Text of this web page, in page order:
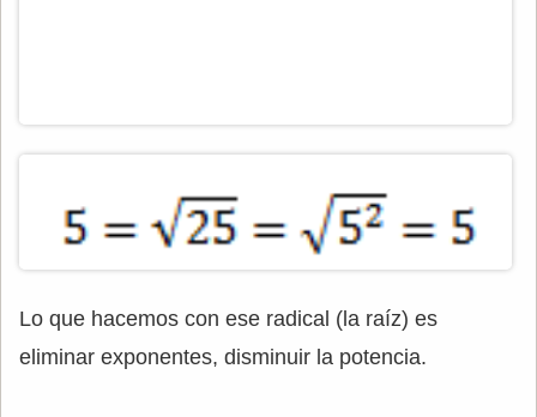
Lo que hacemos con ese radical (la raíz) es
eliminar exponentes, disminuir la potencia.